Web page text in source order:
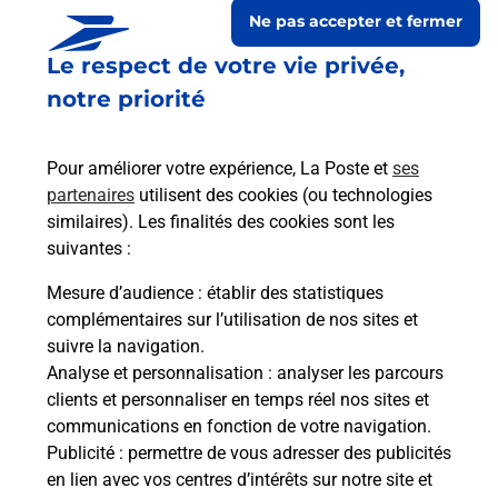
Le respect de votre vie privée,
notre priorité
Pour améliorer votre expérience, La Poste et ses
partenaires utilisent des cookies (ou technologies
similaires). Les finalités des cookies sont les
suivantes :
Mesure d’audience : établir des statistiques
complémentaires sur l’utilisation de nos sites et
suivre la navigation.
Analyse et personnalisation : analyser les parcours
clients et personnaliser en temps réel nos sites et
communications en fonction de votre navigation.
Publicité : permettre de vous adresser des publicités
en lien avec vos centres d’intérêts sur notre site et
Ne pas accepter et fermer
Collecte du courrier aujourd'hui à 11h00
Place Charles De Gaulle
19600 Noailles
Itinéraire
Le lien s'ouvre dans un nouvel onglet